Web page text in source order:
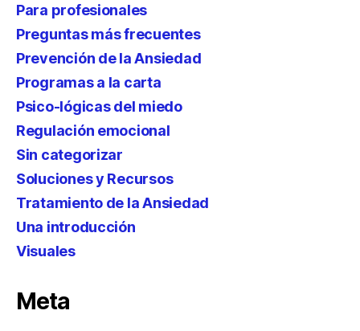
Para profesionales
Preguntas más frecuentes
Prevención de la Ansiedad
Programas a la carta
Psico-lógicas del miedo
Regulación emocional
Sin categorizar
Soluciones y Recursos
Tratamiento de la Ansiedad
Una introducción
Visuales
Meta